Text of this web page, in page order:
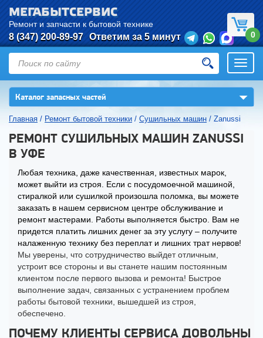
МЕГАБЫТСЕРВИС
Ремонт и запчасти к бытовой технике
8 (347) 200-89-97 Ответим за 5 минут 0
Каталог запасных частей ▼
Главная / Ремонт бытовой техники / Сушильных машин / Zanussi
РЕМОНТ СУШИЛЬНЫХ МАШИН ZANUSSI
В УФЕ
Любая техника, даже качественная, известных марок,
может выйти из строя. Если с посудомоечной машиной,
стиралкой или сушилкой произошла поломка, вы можете
заказать в нашем сервисном центре обслуживание и
ремонт мастерами. Работы выполняется быстро. Вам не
придется платить лишних денег за эту услугу – получите
налаженную технику без переплат и лишних трат нервов!
Мы уверены, что сотрудничество выйдет отличным,
устроит все стороны и вы станете нашим постоянным
клиентом после первого вызова и ремонта! Быстрое
выполнение задач, связанных с устранением проблем
работы бытовой техники, вышедшей из строя,
обеспечено.
ПОЧЕМУ КЛИЕНТЫ СЕРВИСА ДОВОЛЬНЫ